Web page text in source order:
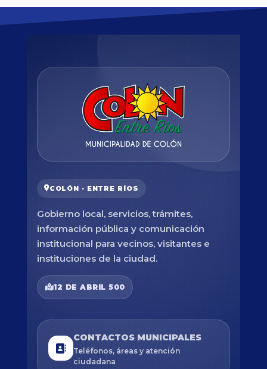
COLÓN · ENTRE RÍOS
Gobierno local, servicios, trámites,
información pública y comunicación
institucional para vecinos, visitantes e
instituciones de la ciudad.
12 DE ABRIL 500
CONTACTOS MUNICIPALES
Teléfonos, áreas y atención
ciudadana